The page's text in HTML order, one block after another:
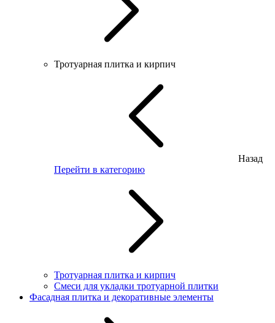
Тротуарная плитка и кирпич
Назад
Перейти в категорию
Тротуарная плитка и кирпич
Смеси для укладки тротуарной плитки
Фасадная плитка и декоративные элементы